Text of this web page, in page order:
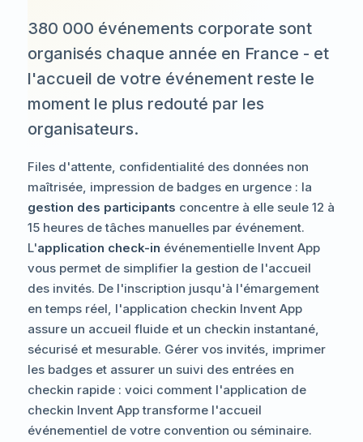
380 000 événements corporate sont
organisés chaque année en France - et
l'accueil de votre événement reste le
moment le plus redouté par les
organisateurs.
Files d'attente, confidentialité des données non
maîtrisée, impression de badges en urgence : la
gestion des participants concentre à elle seule 12 à
15 heures de tâches manuelles par événement.
L'application check-in événementielle Invent App
vous permet de simplifier la gestion de l'accueil
des invités. De l'inscription jusqu'à l'émargement
en temps réel, l'application checkin Invent App
assure un accueil fluide et un checkin instantané,
sécurisé et mesurable. Gérer vos invités, imprimer
les badges et assurer un suivi des entrées en
checkin rapide : voici comment l'application de
checkin Invent App transforme l'accueil
événementiel de votre convention ou séminaire.